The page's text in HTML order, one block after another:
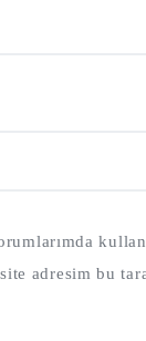
adresim bu